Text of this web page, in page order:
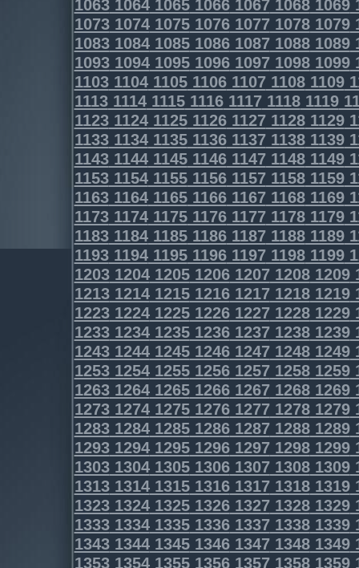
1063106410651066106710681069
1073107410751076107710781079
1083108410851086108710881089
1093109410951096109710981099
1103110411051106110711081109
1113111411151116111711181119
1123112411251126112711281129
1133113411351136113711381139
1143114411451146114711481149
1153115411551156115711581159
1163116411651166116711681169
1173117411751176117711781179
1183118411851186118711881189
1193119411951196119711981199
1203120412051206120712081209
1213121412151216121712181219
1223122412251226122712281229
1233123412351236123712381239
1243124412451246124712481249
1253125412551256125712581259
1263126412651266126712681269
1273127412751276127712781279
1283128412851286128712881289
1293129412951296129712981299
1303130413051306130713081309
1313131413151316131713181319
1323132413251326132713281329
1333133413351336133713381339
1343134413451346134713481349
1353135413551356135713581359